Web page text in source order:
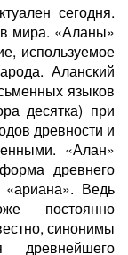
сегодня.
мира. «Аланы»
используемое
Аланский
языков
десятка) при
древности и
«Алан»
древнего
«ариана». Ведь
постоянно
синонимы